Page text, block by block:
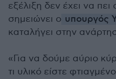
εξέλιξη δεν έχει να
σημειώνει ο υπουργός
καταλήγει στην
«Για να δούμε αύριο
τι υλικό είστε